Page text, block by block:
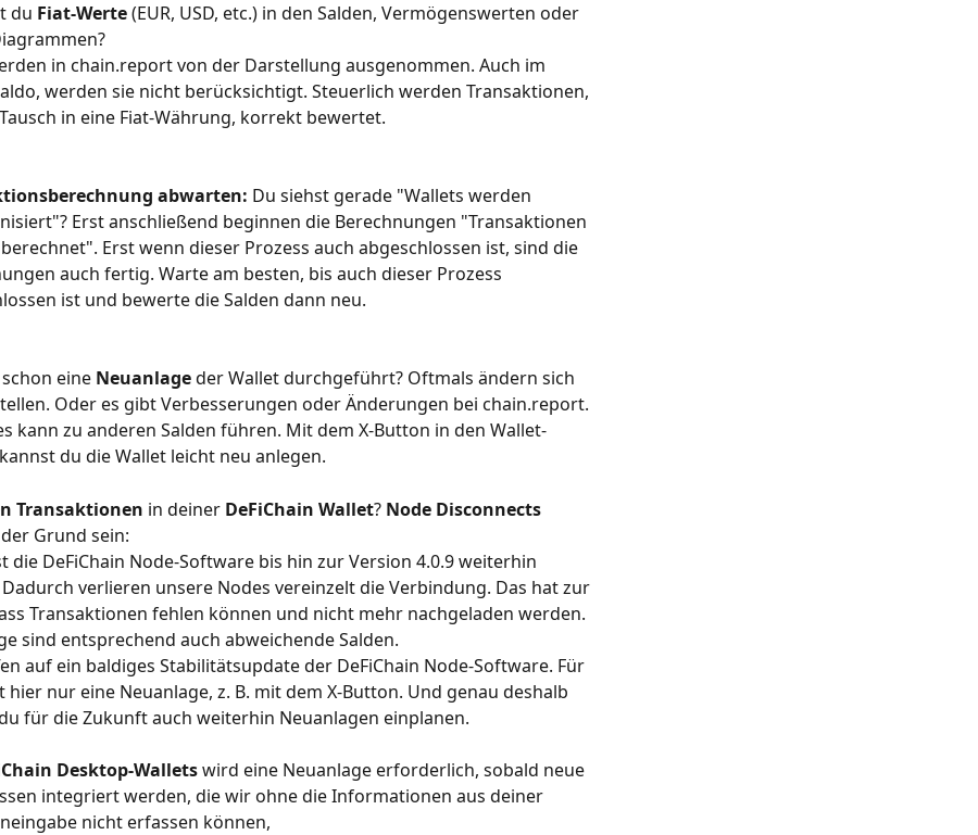
du Fiat-Werte (EUR, USD, etc.) in den Salden, Vermögenswerten oder
in chain.report von der Darstellung ausgenommen. Auch im
werden sie nicht berücksichtigt. Steuerlich werden Transaktionen,
in eine Fiat-Währung, korrekt bewertet.
abwarten: Du siehst gerade "Wallets werden
Erst anschließend beginnen die Berechnungen "Transaktionen
Erst wenn dieser Prozess auch abgeschlossen ist, sind die
auch fertig. Warte am besten, bis auch dieser Prozess
ist und bewerte die Salden dann neu.
eine Neuanlage der Wallet durchgeführt? Oftmals ändern sich
Oder es gibt Verbesserungen oder Änderungen bei chain.report.
kann zu anderen Salden führen. Mit dem X-Button in den Wallet-
du die Wallet leicht neu anlegen.
Transaktionen in deiner DeFiChain Wallet? Node Disconnects
Grund sein:
die DeFiChain Node-Software bis hin zur Version 4.0.9 weiterhin
verlieren unsere Nodes vereinzelt die Verbindung. Das hat zur
Transaktionen fehlen können und nicht mehr nachgeladen werden.
sind entsprechend auch abweichende Salden.
auf ein baldiges Stabilitätsupdate der DeFiChain Node-Software. Für
hier nur eine Neuanlage, z. B. mit dem X-Button. Und genau deshalb
für die Zukunft auch weiterhin Neuanlagen einplanen.
Desktop-Wallets wird eine Neuanlage erforderlich, sobald neue
integriert werden, die wir ohne die Informationen aus deiner
nicht erfassen können,